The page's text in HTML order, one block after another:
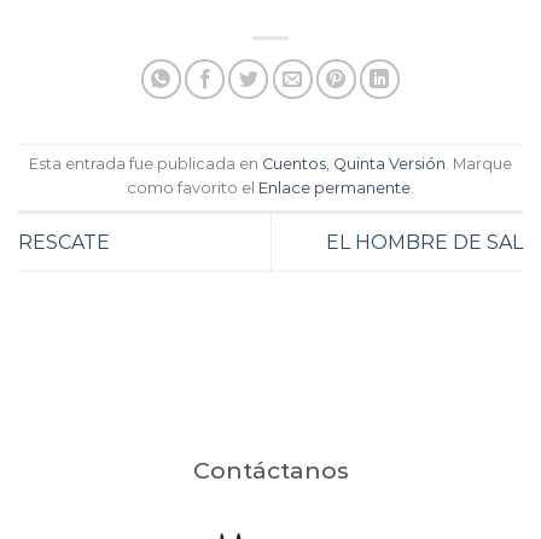
Esta entrada fue publicada en Cuentos, Quinta Versión. Marque
como favorito el Enlace permanente.
RESCATE EL HOMBRE DE SAL
Contáctanos